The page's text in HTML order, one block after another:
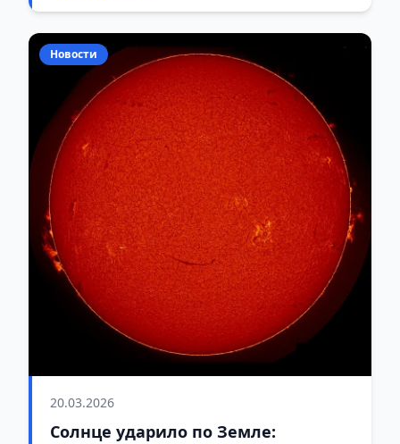
Новости
20.03.2026
Солнце ударило по Земле: